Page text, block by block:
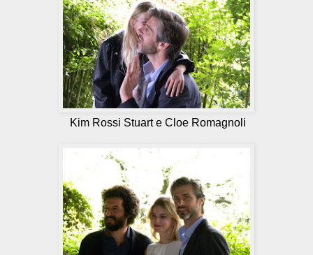
Kim Rossi Stuart e Cloe Romagnoli